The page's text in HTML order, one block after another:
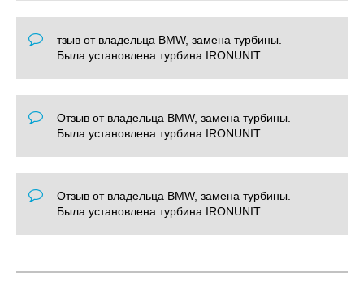
тзыв от владельца BMW, замена турбины.
Была установлена турбина IRONUNIT. ...
Отзыв от владельца BMW, замена турбины.
Была установлена турбина IRONUNIT. ...
Отзыв от владельца BMW, замена турбины.
Была установлена турбина IRONUNIT. ...